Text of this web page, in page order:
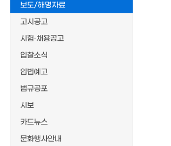
보도/해명자료
고시공고
시험·채용공고
입찰소식
입법예고
법규공포
시보
카드뉴스
문화행사안내